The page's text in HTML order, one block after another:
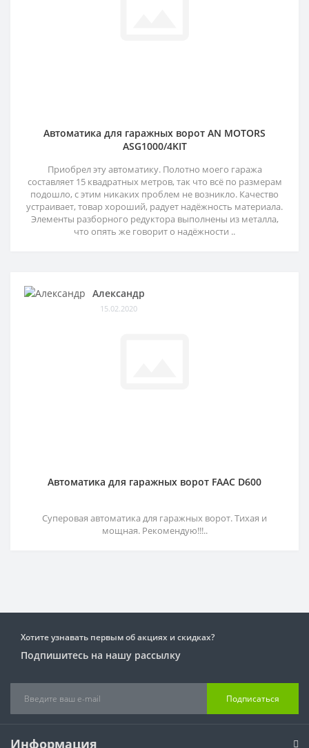
Автоматика для гаражных ворот AN MOTORS
ASG1000/4KIT
Приобрел эту автоматику. Полотно моего гаража
составляет 15 квадратных метров, так что всё по размерам
подошло, с этим никаких проблем не возникло. Качество
устраивает, товар хороший, радует надёжность материала.
Элементы разборного редуктора выполнены из металла,
что опять же говорит о надёжности ..
Александр
15.02.2020
Автоматика для гаражных ворот FAAC D600
Суперовая автоматика для гаражных ворот. Тихая и
мощная. Рекомендую!!!..
Хотите узнавать первым об акциях и скидках?
Подпишитесь на нашу рассылку
Подписаться
Информация